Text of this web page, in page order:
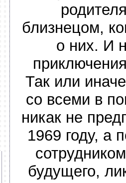
близнецом,
о них. И
Так или
со всеми в
никак не
1969 году, а
будущего,